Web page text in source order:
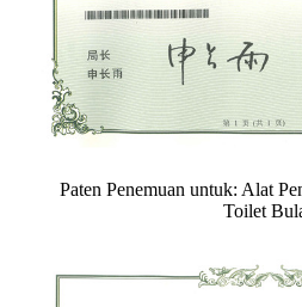
Paten Penemuan untuk: Alat
Toilet